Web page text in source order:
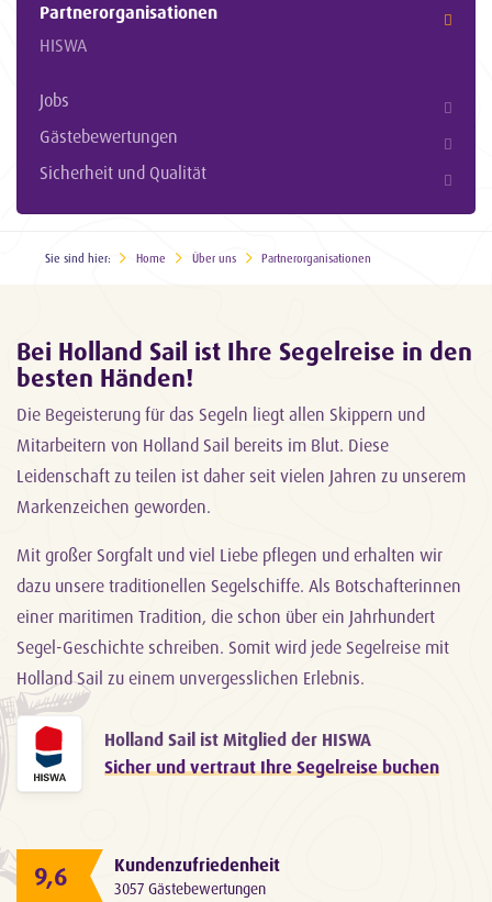
Partnerorganisationen
HISWA
Jobs
Gästebewertungen
Sicherheit und Qualität
Sie sind hier: Home Über uns Partnerorganisationen
Bei Holland Sail ist Ihre Segelreise in den
besten Händen!
Die Begeisterung für das Segeln liegt allen Skippern und
Mitarbeitern von Holland Sail bereits im Blut. Diese
Leidenschaft zu teilen ist daher seit vielen Jahren zu unserem
Markenzeichen geworden.
Mit großer Sorgfalt und viel Liebe pflegen und erhalten wir
dazu unsere traditionellen Segelschiffe. Als Botschafterinnen
einer maritimen Tradition, die schon über ein Jahrhundert
Segel-Geschichte schreiben. Somit wird jede Segelreise mit
Holland Sail zu einem unvergesslichen Erlebnis.
Holland Sail ist Mitglied der HISWA
Sicher und vertraut Ihre Segelreise buchen
9,6 Kundenzufriedenheit
3057 Gästebewertungen